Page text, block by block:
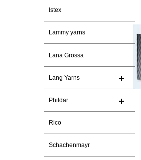
Istex
Lammy yarns
Lana Grossa
Lang Yarns
Phildar
Rico
Schachenmayr